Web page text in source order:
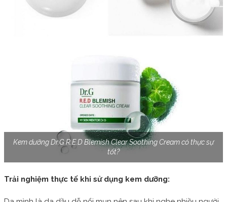
Kem dưỡng Dr.G R.E.D Blemish Clear Soothing Cream có thực sự
tốt?
Trải nghiệm thực tế khi sử dụng kem dưỡng: